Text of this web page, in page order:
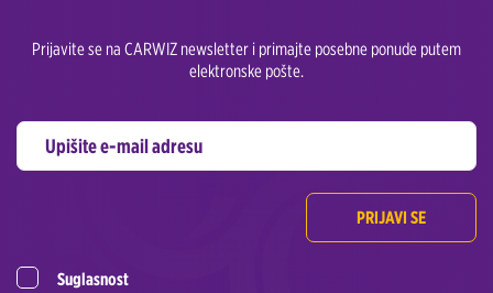
Prijavite se na CARWIZ newsletter i primajte posebne ponude putem
elektronske pošte.
PRIJAVI SE
Suglasnost